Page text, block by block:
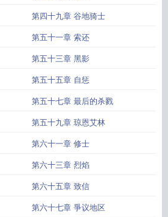
第四十九章 谷地骑士
第五十一章 索还
第五十三章 黑影
第五十五章 自惩
第五十七章 最后的杀戮
第五十九章 琼恩艾林
第六十一章 修士
第六十三章 烈焰
第六十五章 致信
第六十七章 爭议地区